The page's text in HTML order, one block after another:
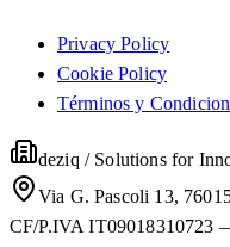
Privacy Policy
Cookie Policy
Términos y
deziq / Solutions for
Via G. Pascoli 13,
CF/P.IVA IT09018310723